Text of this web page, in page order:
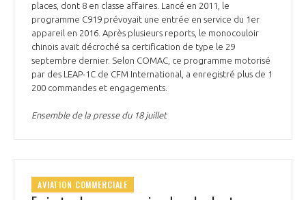
places, dont 8 en classe affaires. Lancé en 2011, le
programme C919 prévoyait une entrée en service du 1er
appareil en 2016. Après plusieurs reports, le monocouloir
chinois avait décroché sa certification de type le 29
septembre dernier. Selon COMAC, ce programme motorisé
par des LEAP-1C de CFM International, a enregistré plus de 1
200 commandes et engagements.
Ensemble de la presse du 18 juillet
AVIATION COMMERCIALE